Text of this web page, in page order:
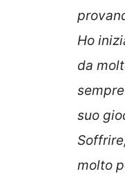
Ho
da
suo
molto